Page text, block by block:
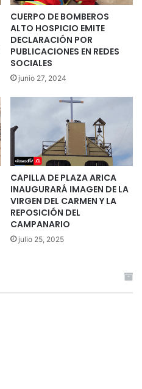
CUERPO DE BOMBEROS
ALTO HOSPICIO EMITE
DECLARACIÓN POR
PUBLICACIONES EN REDES
SOCIALES
junio 27, 2024
CAPILLA DE PLAZA ARICA
INAUGURARÁ IMAGEN DE LA
VIRGEN DEL CARMEN Y LA
REPOSICIÓN DEL
CAMPANARIO
julio 25, 2025